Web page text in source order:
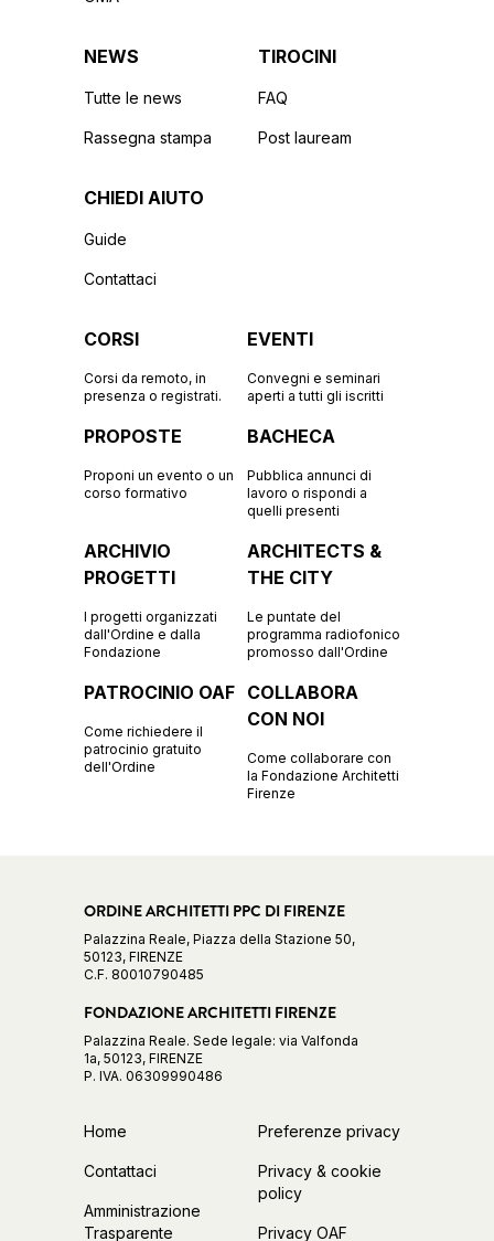
NEWS
Tutte le news
Rassegna stampa
TIROCINI
FAQ
Post lauream
CHIEDI AIUTO
Guide
Contattaci
CORSI
Corsi da remoto, in
presenza o registrati.
EVENTI
Convegni e seminari
aperti a tutti gli iscritti
PROPOSTE
Proponi un evento o un
corso formativo
BACHECA
Pubblica annunci di
lavoro o rispondi a
quelli presenti
ARCHIVIO
PROGETTI
I progetti organizzati
dall'Ordine e dalla
Fondazione
ARCHITECTS &
THE CITY
Le puntate del
programma radiofonico
promosso dall'Ordine
PATROCINIO OAF
Come richiedere il
patrocinio gratuito
dell'Ordine
COLLABORA
CON NOI
Come collaborare con
la Fondazione Architetti
Firenze
ORDINE ARCHITETTI PPC DI FIRENZE
Palazzina Reale, Piazza della Stazione 50,
50123, FIRENZE
C.F. 80010790485
FONDAZIONE ARCHITETTI FIRENZE
Palazzina Reale. Sede legale: via Valfonda
1a, 50123, FIRENZE
P. IVA. 06309990486
Home
Contattaci
Amministrazione
Trasparente
Preferenze privacy
Privacy & cookie
policy
Privacy OAF